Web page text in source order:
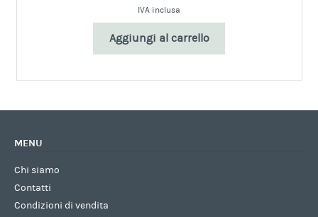
IVA inclusa
Aggiungi al carrello
MENU
Chi siamo
Contatti
Condizioni di vendita